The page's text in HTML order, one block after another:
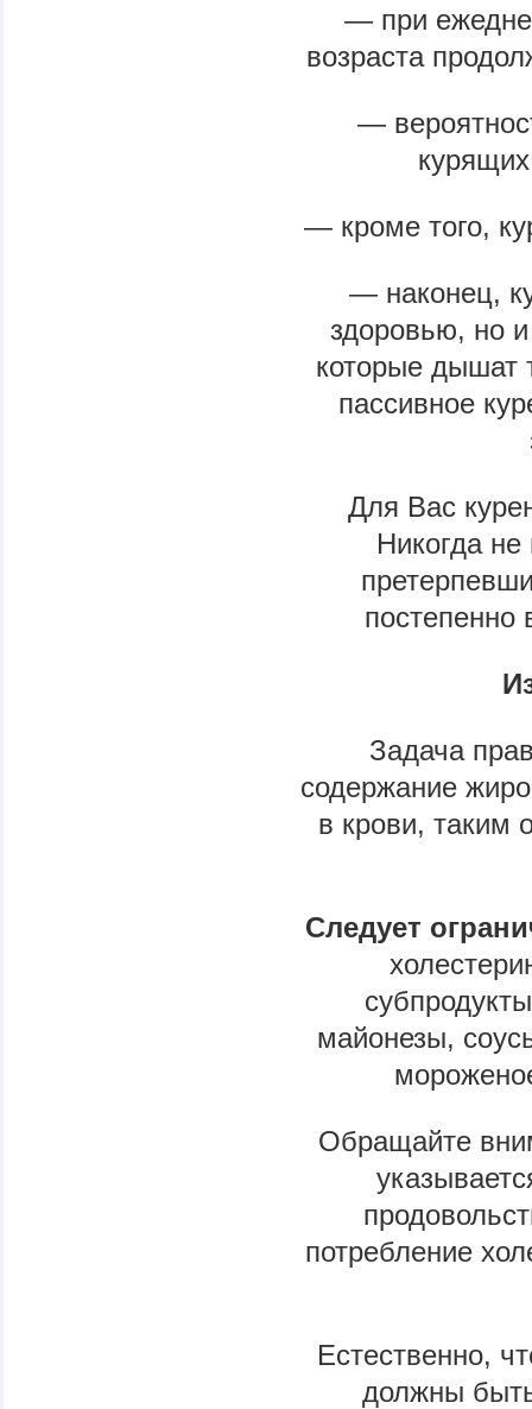
— при
возраста
—
— кроме того,
— наконец,
здоровью, но
которые дышат
пассивное
Для Вас
Никогда не
постепенно
Задача
содержание
в крови, таким
Следует
майонезы,
Обращайте
потребление
Естественно,
должны